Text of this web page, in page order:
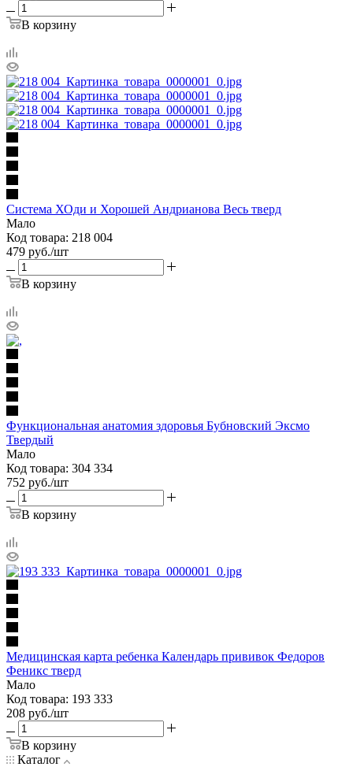
В корзину
Система ХОди и Хорошей Андрианова Весь тверд
Мало
Код товара: 218 004
479 руб./шт
В корзину
Функциональная анатомия здоровья Бубновский Эксмо
Твердый
Мало
Код товара: 304 334
752 руб./шт
В корзину
Медицинская карта ребенка Календарь прививок Федоров
Феникс тверд
Мало
Код товара: 193 333
208 руб./шт
В корзину
Каталог